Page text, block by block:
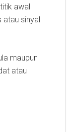
awal
sinyal
maupun
atau